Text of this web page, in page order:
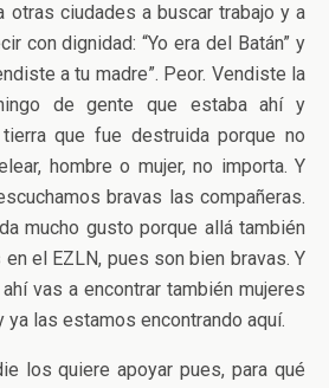
ciudades a buscar trabajo y a
con dignidad: “Yo era del Batán” y
a tu madre”. Peor. Vendiste la
de gente que estaba ahí y
que fue destruida porque no
hombre o mujer, no importa. Y
bravas las compañeras.
mucho gusto porque allá también
el EZLN, pues son bien bravas. Y
vas a encontrar también mujeres
ya las estamos encontrando aquí.
los quiere apoyar pues, para qué